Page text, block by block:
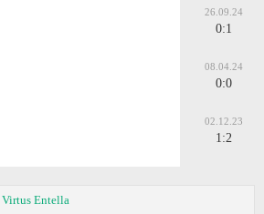
26.09.24
0:1
08.04.24
0:0
02.12.23
1:2
Virtus Entella